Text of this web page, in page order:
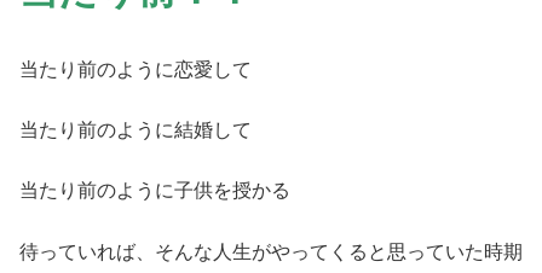
当たり前のように恋愛して
当たり前のように結婚して
当たり前のように子供を授かる
待っていれば、そんな人生がやってくると思っていた時期